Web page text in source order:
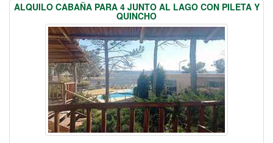
ALQUILO CABAÑA PARA 4 JUNTO AL LAGO CON PILETA Y
QUINCHO